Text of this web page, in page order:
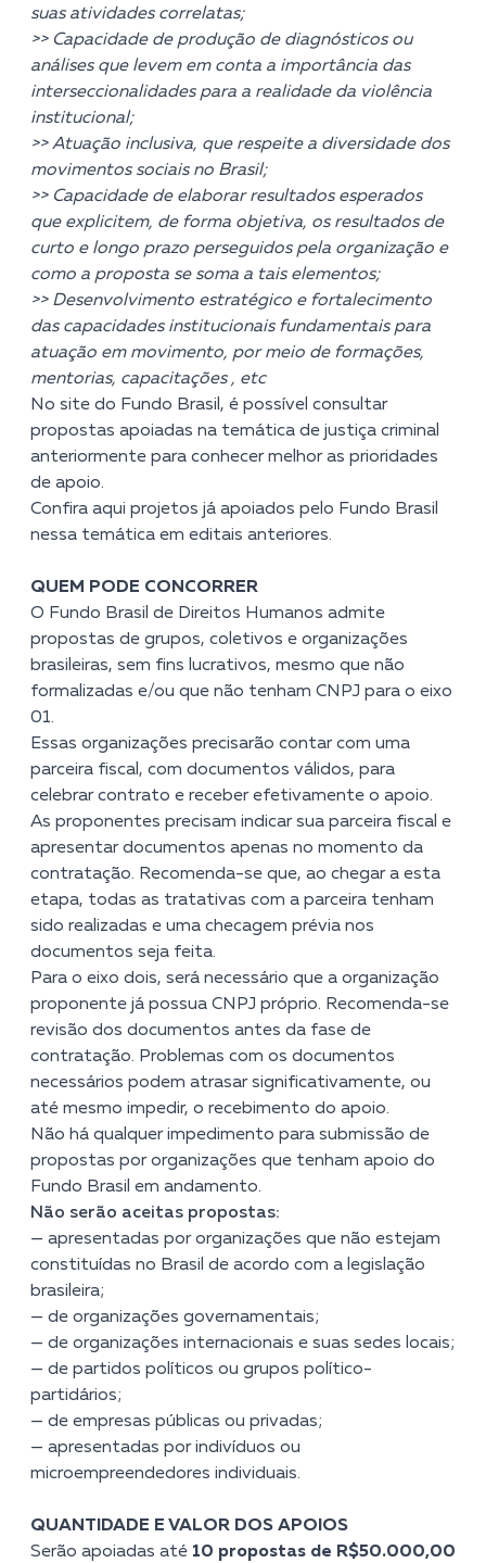
suas atividades correlatas;
>> Capacidade de produção de diagnósticos ou
análises que levem em conta a importância das
interseccionalidades para a realidade da violência
institucional;
>> Atuação inclusiva, que respeite a diversidade dos
movimentos sociais no Brasil;
>> Capacidade de elaborar resultados esperados
que explicitem, de forma objetiva, os resultados de
curto e longo prazo perseguidos pela organização e
como a proposta se soma a tais elementos;
>> Desenvolvimento estratégico e fortalecimento
das capacidades institucionais fundamentais para
atuação em movimento, por meio de formações,
mentorias, capacitações , etc
No site do Fundo Brasil, é possível consultar
propostas apoiadas na temática de justiça criminal
anteriormente para conhecer melhor as prioridades
de apoio.
Confira aqui projetos já apoiados pelo Fundo Brasil
nessa temática em editais anteriores.
QUEM PODE CONCORRER
O Fundo Brasil de Direitos Humanos admite
propostas de grupos, coletivos e organizações
brasileiras, sem fins lucrativos, mesmo que não
formalizadas e/ou que não tenham CNPJ para o eixo
01.
Essas organizações precisarão contar com uma
parceira fiscal, com documentos válidos, para
celebrar contrato e receber efetivamente o apoio.
As proponentes precisam indicar sua parceira fiscal e
apresentar documentos apenas no momento da
contratação. Recomenda-se que, ao chegar a esta
etapa, todas as tratativas com a parceira tenham
sido realizadas e uma checagem prévia nos
documentos seja feita.
Para o eixo dois, será necessário que a organização
proponente já possua CNPJ próprio. Recomenda-se
revisão dos documentos antes da fase de
contratação. Problemas com os documentos
necessários podem atrasar significativamente, ou
até mesmo impedir, o recebimento do apoio.
Não há qualquer impedimento para submissão de
propostas por organizações que tenham apoio do
Fundo Brasil em andamento.
Não serão aceitas propostas:
— apresentadas por organizações que não estejam
constituídas no Brasil de acordo com a legislação
brasileira;
— de organizações governamentais;
— de organizações internacionais e suas sedes locais;
— de partidos políticos ou grupos político-
partidários;
— de empresas públicas ou privadas;
— apresentadas por indivíduos ou
microempreendedores individuais.
QUANTIDADE E VALOR DOS APOIOS
Serão apoiadas até 10 propostas de R$50.000,00